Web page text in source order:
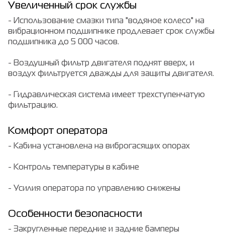
Увеличенный срок службы
- Использование смазки типа "водяное колесо" на
вибрационном подшипнике продлевает срок службы
подшипника до 5 000 часов.
- Воздушный фильтр двигателя поднят вверх, и
воздух фильтруется дважды для защиты двигателя.
- Гидравлическая система имеет трехступенчатую
фильтрацию.
Комфорт оператора
- Кабина установлена на виброгасящих опорах
- Контроль температуры в кабине
- Усилия оператора по управлению снижены
Особенности безопасности
- Закругленные передние и задние бамперы